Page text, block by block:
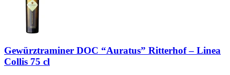
Gewürztraminer DOC “Auratus” Ritterhof – Linea
Collis 75 cl